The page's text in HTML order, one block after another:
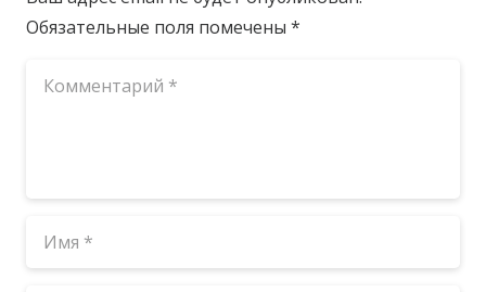
Обязательные поля помечены *